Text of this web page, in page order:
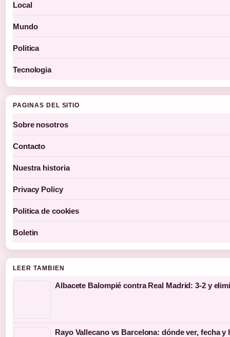
Local
Mundo
Politica
Tecnologia
PAGINAS DEL SITIO
Sobre nosotros
Contacto
Nuestra historia
Privacy Policy
Politica de cookies
Boletin
LEER TAMBIEN
Albacete Balompié contra Real Madrid: 3-2 y
Rayo Vallecano vs Barcelona: dónde ver, fecha y